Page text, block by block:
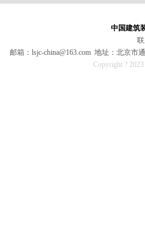
中国建筑
邮箱：lsjc-china@163.com 地址：北京市
Copyright ?